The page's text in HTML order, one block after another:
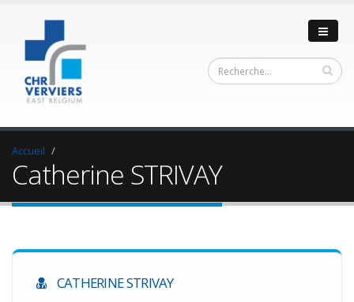
Accueil
Catherine STRIVAY
CATHERINE STRIVAY